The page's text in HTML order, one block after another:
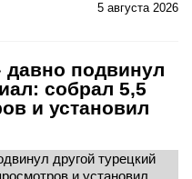
5 августа 2026
давно подвинул
собрал 5,5
и установил